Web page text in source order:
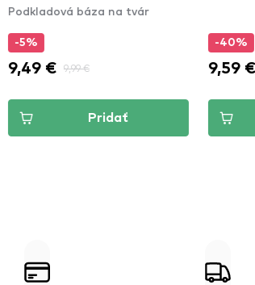
na tvár
Pridať